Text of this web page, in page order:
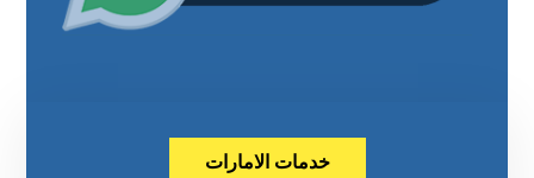
خدمات الامارات